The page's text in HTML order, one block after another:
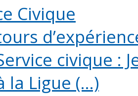
Civique
civique :
la Ligue (...)